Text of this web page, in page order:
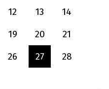
12 13
14
19 20
21
26 27
28